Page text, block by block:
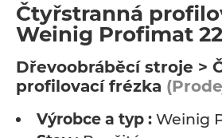
Čtyřstranná
Weinig Profimat
Dřevoobráběcí stroje >
profilovací frézka
Výrobce a typ : Weinig